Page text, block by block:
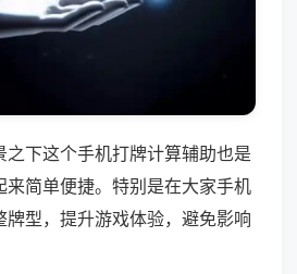
之下这个手机打牌计算辅助也是
来简单便捷。特别是在大家手机
牌型，提升游戏体验，避免影响